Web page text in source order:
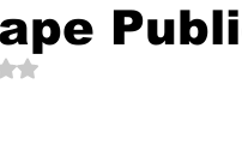
NaN out of 5 stars.